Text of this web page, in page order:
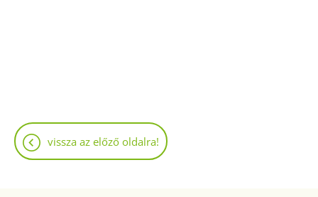
vissza az előző oldalra!